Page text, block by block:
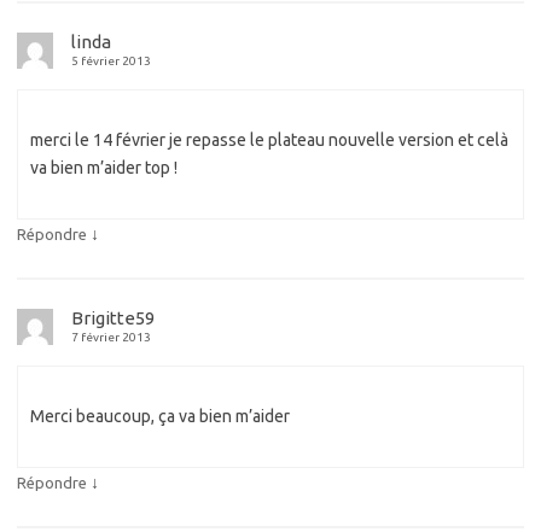
linda
5 février 2013
merci le 14 février je repasse le plateau nouvelle version et celà
va bien m’aider top !
Répondre ↓
Brigitte59
7 février 2013
Merci beaucoup, ça va bien m’aider
Répondre ↓